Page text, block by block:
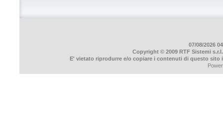
07/08/2026
Copyright © 2009 RTF Sistemi
E' vietato riprodurre e/o copiare i contenuti di questo